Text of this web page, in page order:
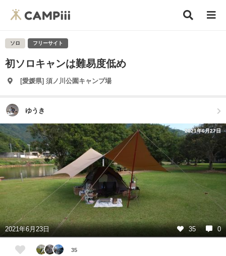
ソロ フリーサイト
初ソロキャンは難易度低め
[愛媛県] 須ノ川公園キャンプ場
ゆうき
2021年6月27日
2021年6月23日 35 0
35